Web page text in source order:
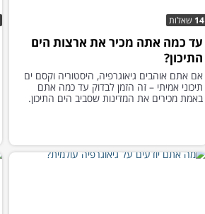
14 שאלות
עד כמה אתה מכיר את ארצות הים
התיכון?
אם אתם אוהבים גיאוגרפיה, היסטוריה וקסם ים
תיכוני אמיתי – זה הזמן לבדוק עד כמה אתם
באמת מכירים את המדינות שסביב הים התיכון.